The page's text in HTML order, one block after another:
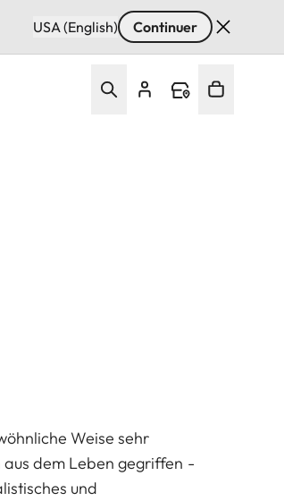
USA (English) Continuer
Weise sehr
dem Leben gegriffen -
und